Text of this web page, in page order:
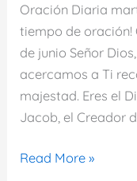
Oración Diaria
tiempo de oración!
de junio Señor
acercamos a Ti
majestad. Eres el
Jacob, el Creador
Oración
Read More »